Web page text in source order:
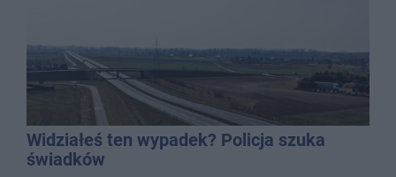
Widziałeś ten wypadek? Policja szuka
świadków